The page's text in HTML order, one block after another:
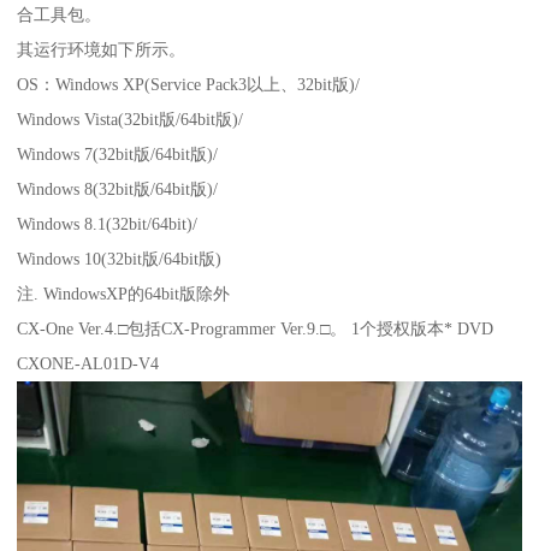
合工具包。
其运行环境如下所示。
OS：Windows XP(Service Pack3以上、32bit版)/
Windows Vista(32bit版/64bit版)/
Windows 7(32bit版/64bit版)/
Windows 8(32bit版/64bit版)/
Windows 8.1(32bit/64bit)/
Windows 10(32bit版/64bit版)
注. WindowsXP的64bit版除外
CX-One Ver.4.□包括CX-Programmer Ver.9.□。 1个授权版本* DVD
CXONE-AL01D-V4